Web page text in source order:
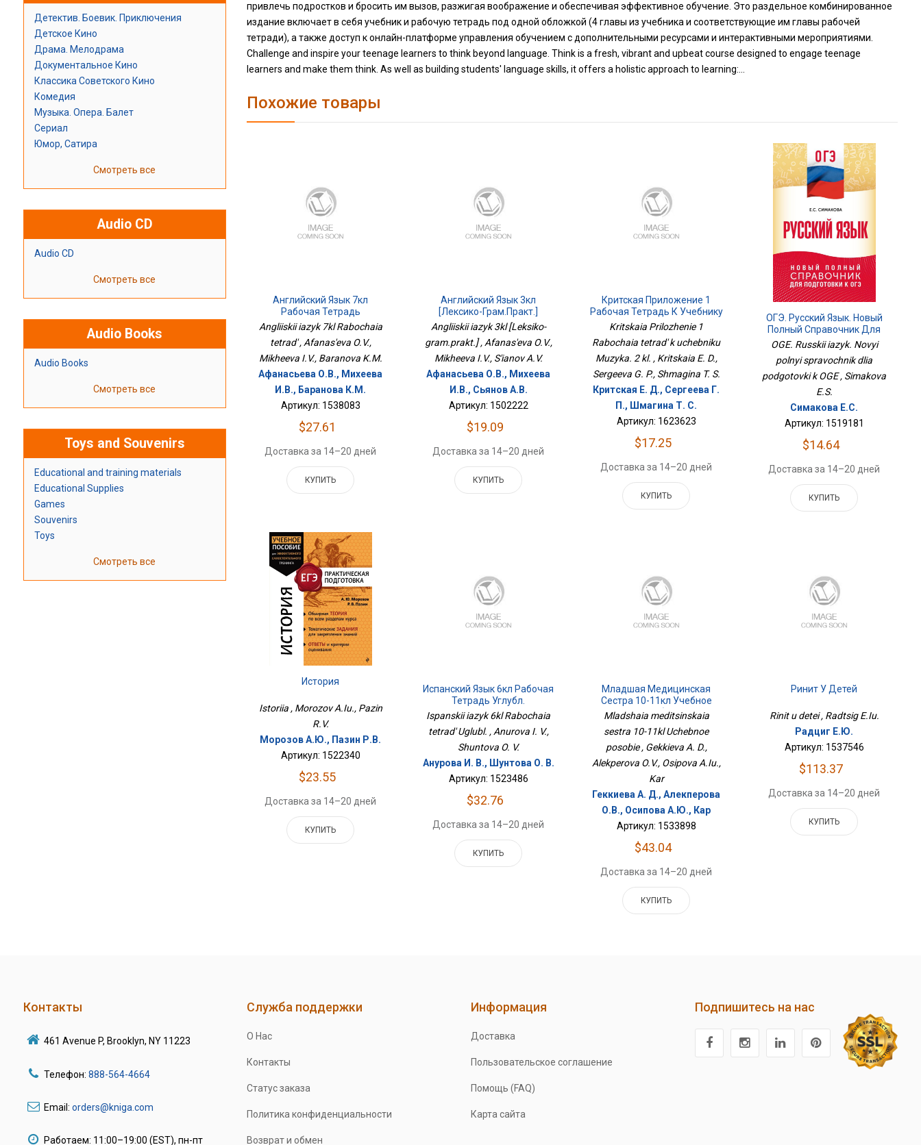
Детектив. Боевик. Приключения
Детское Кино
Драма. Мелодрама
Документальное Кино
Классика Советского Кино
Комедия
Музыка. Опера. Балет
Сериал
Юмор, Сатира
Смотреть все
Audio CD
Audio CD
Смотреть все
Audio Books
Audio Books
Смотреть все
Toys and Souvenirs
Educational and training materials
Educational Supplies
Games
Souvenirs
Toys
Смотреть все
привлечь подростков и бросить им вызов, разжигая воображение и обеспечивая эффективное обучение. Это раздельное комбинированное
издание включает в себя учебник и рабочую тетрадь под одной обложкой (4 главы из учебника и соответствующие им главы рабочей
тетради), а также доступ к онлайн-платформе управления обучением с дополнительными ресурсами и интерактивными мероприятиями.
Challenge and inspire your teenage learners to think beyond language. Think is a fresh, vibrant and upbeat course designed to engage teenage
learners and make them think. As well as building students' language skills, it offers a holistic approach to learning:...
Похожие товары
Английский Язык 7кл
Рабочая Тетрадь
Angliiskii iazyk 7kl Rabochaia
tetrad' , Afanas'eva O.V.,
Mikheeva I.V., Baranova K.M.
Афанасьева О.В., Михеева
И.В., Баранова К.М.
Артикул: 1538083
$27.61
Доставка за 14–20 дней
КУПИТЬ
Английский Язык 3кл
[Лексико-Грам.практ.]
Angliiskii iazyk 3kl [Leksiko-
gram.prakt.] , Afanas'eva O.V.,
Mikheeva I.V., S'ianov A.V.
Афанасьева О.В., Михеева
И.В., Сьянов А.В.
Артикул: 1502222
$19.09
Доставка за 14–20 дней
КУПИТЬ
Критская Приложение 1
Рабочая Тетрадь К Учебнику
Музыка. 2 Кл.
Kritskaia Prilozhenie 1
Rabochaia tetrad' k uchebniku
Muzyka. 2 kl. , Kritskaia E. D.,
Sergeeva G. P., Shmagina T. S.
Критская Е. Д., Сергеева Г.
П., Шмагина Т. С.
Артикул: 1623623
$17.25
Доставка за 14–20 дней
КУПИТЬ
ОГЭ. Русский Язык. Новый
Полный Справочник Для
Подготовки К ОГЭ
OGE. Russkii iazyk. Novyi
polnyi spravochnik dlia
podgotovki k OGE , Simakova
E.S.
Симакова Е.С.
Артикул: 1519181
$14.64
Доставка за 14–20 дней
КУПИТЬ
История
Istoriia , Morozov A.Iu., Pazin
R.V.
Морозов А.Ю., Пазин Р.В.
Артикул: 1522340
$23.55
Доставка за 14–20 дней
КУПИТЬ
Испанский Язык 6кл Рабочая
Тетрадь Углубл.
Ispanskii iazyk 6kl Rabochaia
tetrad' Uglubl. , Anurova I. V.,
Shuntova O. V.
Анурова И. В., Шунтова О. В.
Артикул: 1523486
$32.76
Доставка за 14–20 дней
КУПИТЬ
Младшая Медицинская
Сестра 10-11кл Учебное
Пособие
Mladshaia meditsinskaia
sestra 10-11kl Uchebnoe
posobie , Gekkieva A. D.,
Alekperova O.V., Osipova A.Iu.,
Kar
Геккиева А. Д., Алекперова
О.В., Осипова А.Ю., Кар
Артикул: 1533898
$43.04
Доставка за 14–20 дней
КУПИТЬ
Ринит У Детей
Rinit u detei , Radtsig E.Iu.
Радциг Е.Ю.
Артикул: 1537546
$113.37
Доставка за 14–20 дней
КУПИТЬ
Контакты
461 Avenue P, Brooklyn, NY 11223
Телефон: 888-564-4664
Email: orders@kniga.com
Работаем: 11:00–19:00 (EST), пн-пт
Служба поддержки
О Нас
Контакты
Статус заказа
Политика конфиденциальности
Возврат и обмен
Информация
Доставка
Пользовательское соглашение
Помощь (FAQ)
Карта сайта
Подпишитесь на нас